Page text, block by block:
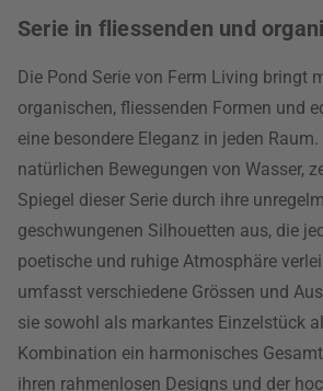
Serie in fliessenden und
Die Pond Serie von Ferm Living bringt
organischen, fliessenden Formen und
eine besondere Eleganz in jeden
natürlichen Bewegungen von Wasser,
Spiegel dieser Serie durch ihre
geschwungenen Silhouetten aus, die
poetische und ruhige Atmosphäre
umfasst verschiedene Grössen und
sie sowohl als markantes Einzelstück
Kombination ein harmonisches
ihren rahmenlosen Designs und der